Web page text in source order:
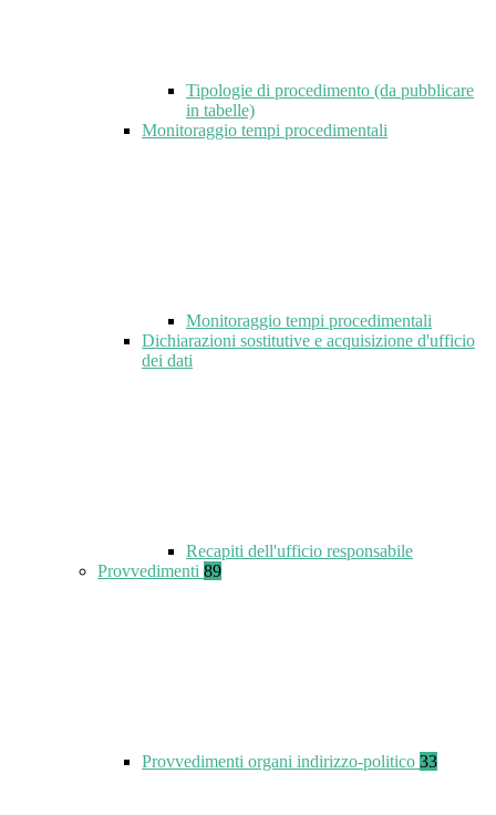
Tipologie di procedimento (da pubblicare
in tabelle)
Monitoraggio tempi procedimentali
Monitoraggio tempi procedimentali
Dichiarazioni sostitutive e acquisizione d'ufficio
dei dati
Recapiti dell'ufficio responsabile
Provvedimenti 89
Provvedimenti organi indirizzo-politico 33